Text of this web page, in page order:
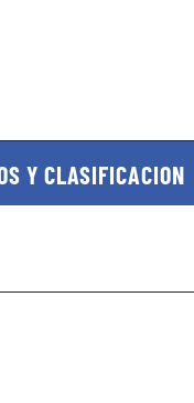
Y CLASIFICACION